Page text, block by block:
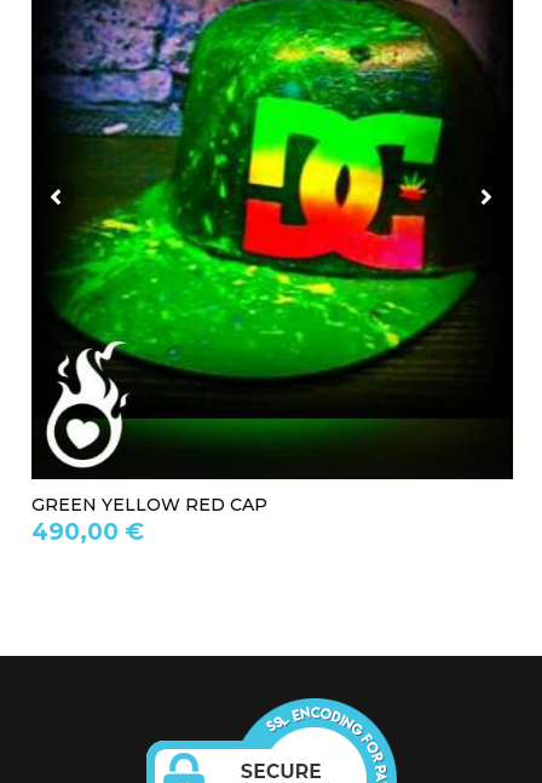
GREEN YELLOW RED CAP
490,00 €